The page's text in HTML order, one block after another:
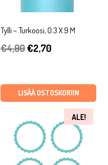
Tylli – Turkoosi, 0.3 X 9 M
€4,90Alkuperäinen
€4,90.
€2,70Nykyinen
€2,70.
LISÄÄ OSTOSKORIIN
ALE!